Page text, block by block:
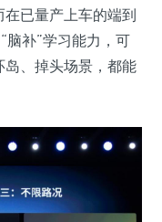
在已量产上车的端到
脑补”学习能力，可
岛、掉头场景，都能